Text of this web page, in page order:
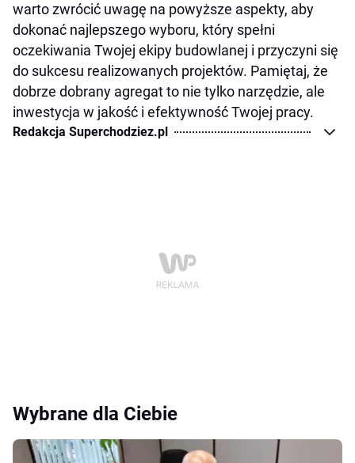
warto zwrócić uwagę na powyższe aspekty, aby
dokonać najlepszego wyboru, który spełni
oczekiwania Twojej ekipy budowlanej i przyczyni się
do sukcesu realizowanych projektów. Pamiętaj, że
dobrze dobrany agregat to nie tylko narzędzie, ale
inwestycja w jakość i efektywność Twojej pracy.
Redakcja Superchodziez.pl
Wybrane dla Ciebie